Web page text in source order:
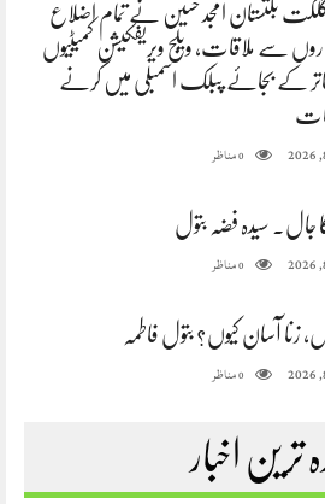
گلگت بلتستان امجد حسین نے تمام اضلاع
سے ملاقات، ویلج ویریفکیشن کمیٹیوں
کے بجائے پبلک اسمبلی میں کرنے
0مناظر
جال. سیدہ فضہ بتول
0مناظر
زنا آسان کیوں؟ بتول فاطمہ
0مناظر
ترین اخبار